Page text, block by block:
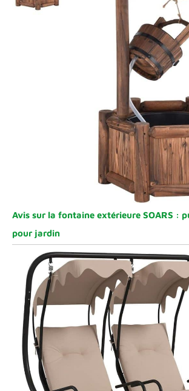
Avis sur la fontaine extérieure SOARS :
pour jardin